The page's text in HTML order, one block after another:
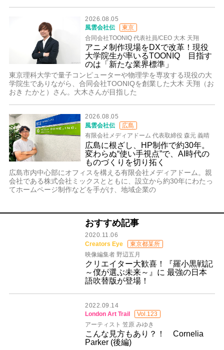
2026.08.05
風雲会社伝
東京
合同会社TOONIQ 代表社員/CEO 大木 天翔
アニメ制作現場をDXで改革！現役
大学院生が率いるTOONIQ 目指す
のは「新たな業界標準」
東京理科大学で量子コンピューターや物理学を専攻する現役の大
学院生でありながら、合同会社TOONIQを創業した大木 天翔（お
おき たかと）さん。大木さんが目指した
2026.08.05
風雲会社伝
広島
有限会社メディアドーム 代表取締役 森元 義晴
広島に根ざし、HP制作で約30年。
変わらぬ“使い手視点”で、AI時代の
ものづくりを切り拓く
広島市内中心部にオフィスを構える有限会社メディアドーム。親
会社である株式会社ミックスとともに、設立から約30年にわたっ
てホームページ制作などを手がけ、地域企業の
おすすめ記事
2020.11.06
Creators Eye
東京都某所
映像編集者 野辺五月
クリエイター大歓喜！『羅小黒戦記
～僕が選ぶ未来～』に 最強の日本
語吹替版が登場！
2022.09.14
London Art Trail
Vol.123
アーティスト 笠原 みゆき
こんな見方もあり？！ Cornelia
Parker (後編)